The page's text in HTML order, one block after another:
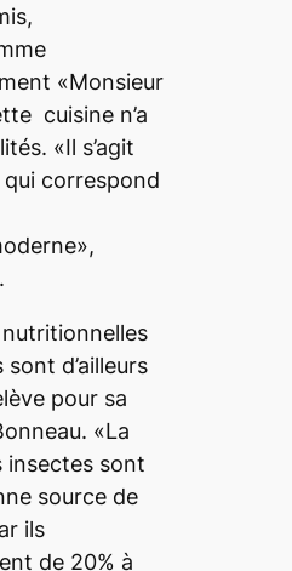
«Monsieur
cuisine n’a
«Il s’agit
qui correspond
d’ailleurs
pour sa
«La
insectes sont
source de
ils
de 20% à